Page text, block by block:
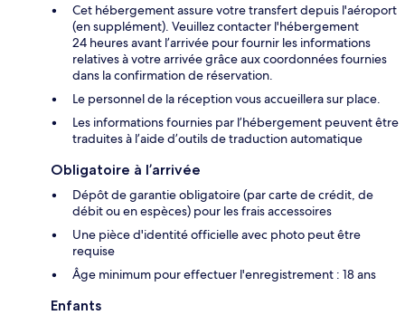
Cet hébergement assure votre transfert depuis l'aéroport
(en supplément). Veuillez contacter l'hébergement
24 heures avant l’arrivée pour fournir les informations
relatives à votre arrivée grâce aux coordonnées fournies
dans la confirmation de réservation.
Le personnel de la réception vous accueillera sur place.
Les informations fournies par l’hébergement peuvent être
traduites à l’aide d’outils de traduction automatique
Obligatoire à l’arrivée
Dépôt de garantie obligatoire (par carte de crédit, de
débit ou en espèces) pour les frais accessoires
Une pièce d'identité officielle avec photo peut être
requise
Âge minimum pour effectuer l'enregistrement : 18 ans
Enfants